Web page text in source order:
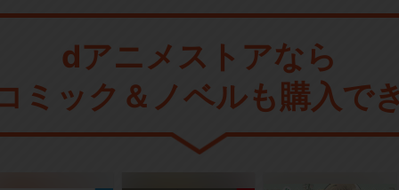
dアニメストアなら
ミック＆ノベルも購入で